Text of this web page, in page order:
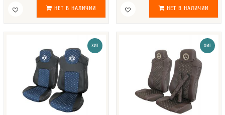
НЕТ В НАЛИЧИИ НЕТ В НАЛИЧИИ
ХИТ ХИТ